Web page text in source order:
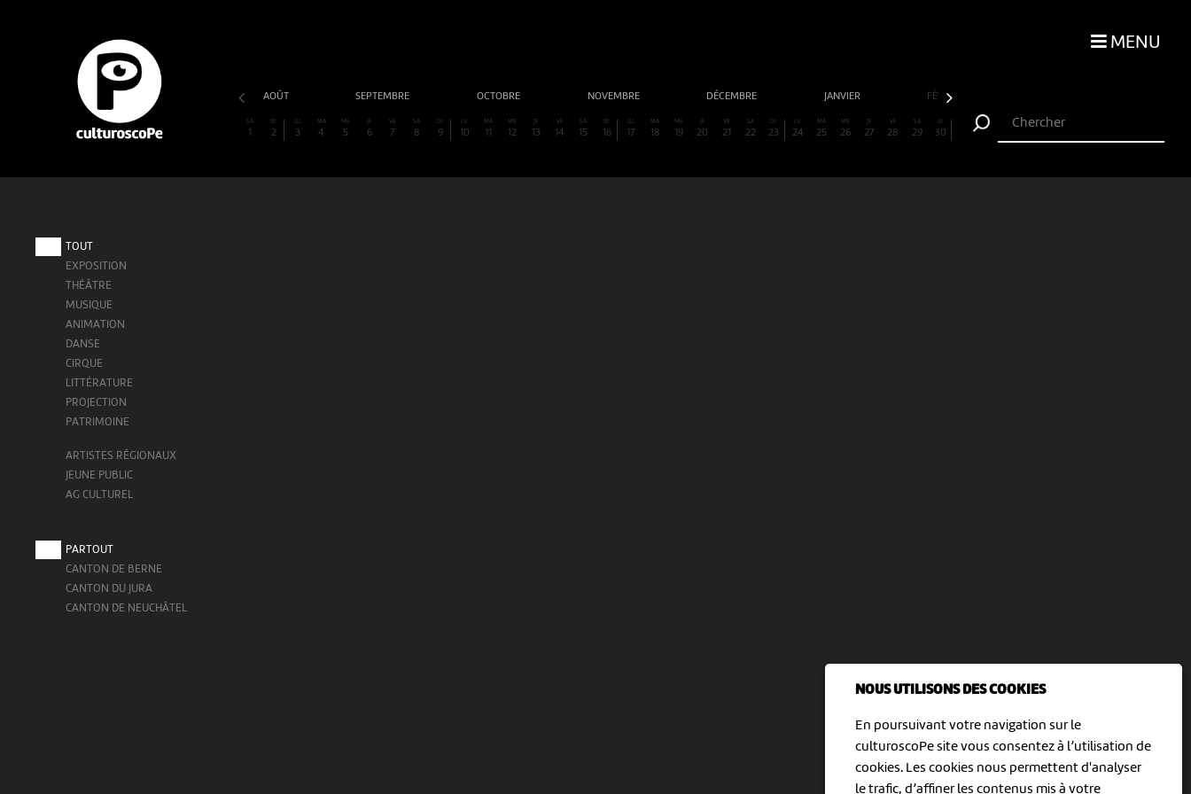
NOUS UTILISONS DES COOKIES
En poursuivant votre navigation sur le
culturoscoPe site vous consentez à l’utilisation de
cookies. Les cookies nous permettent d'analyser
le trafic, d’affiner les contenus mis à votre
MENU
AOÛT SEPTEMBRE OCTOBRE NOVEMBRE DÉCEMBRE JANVIER FÉVRIER
SA
1
DI
2
LU
3
MA
4
ME
5
JE
6
VE
7
SA
8
DI
9
LU
10
MA
11
ME
12
JE
13
VE
14
SA
15
DI
16
LU
17
MA
18
ME
19
JE
20
VE
21
SA
22
DI
23
LU
24
MA
25
ME
26
JE
27
VE
28
SA
29
DI
30
TOUT
EXPOSITION
THÉÂTRE
MUSIQUE
ANIMATION
DANSE
CIRQUE
LITTÉRATURE
PROJECTION
PATRIMOINE
ARTISTES RÉGIONAUX
JEUNE PUBLIC
AG CULTUREL
PARTOUT
CANTON DE BERNE
CANTON DU JURA
CANTON DE NEUCHÂTEL